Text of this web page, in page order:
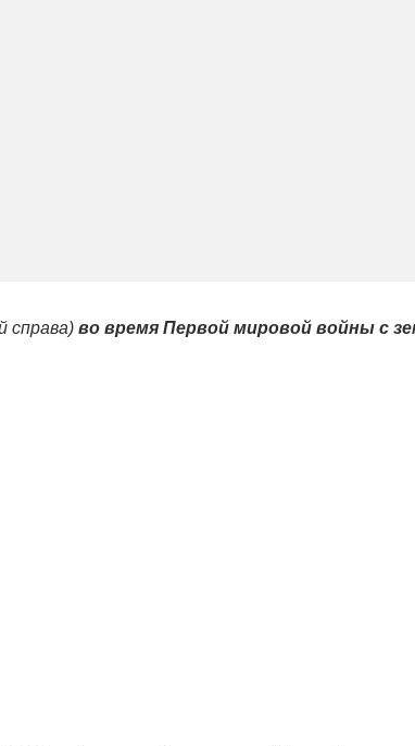
справа) во время Первой мировой войны с